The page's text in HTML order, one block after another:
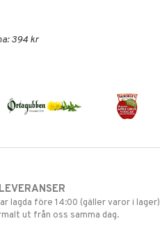
394 kr
lagda före 14:00 (gäller varor i lager)
ut från oss samma dag.